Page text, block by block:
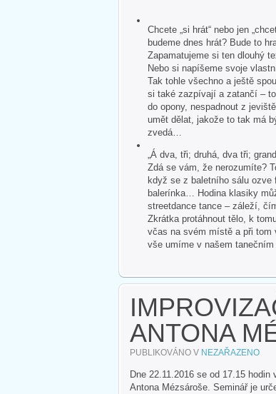
Chcete „si hrát“ nebo jen
budeme dnes hrát? Bude to
Zapamatujeme si ten dlouhý
Nebo si napíšeme svoje
Tak tohle všechno a ještě
si také zazpívají a zatančí –
do opony, nespadnout z
umět dělat, jakože to tak má
zvedá…
„Á dva, tři; druhá, dva tři;
Zdá se vám, že nerozumíte?
když se z baletního sálu
balerínka… Hodina klasiky
streetdance tance – záleží,
Zkrátka protáhnout tělo, k
včas na svém místě a při
vše umíme v našem tanečním
ANTONA
PUBLIKOVÁNO V NEZAŘAZENO
Dne 22.11.2016 se od 17.15
Antona Mézsároše. Seminář je